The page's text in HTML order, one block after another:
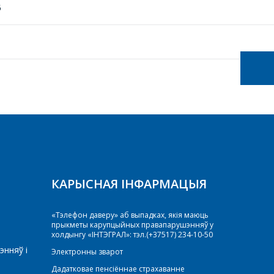
і
КАРЫСНАЯ ІНФАРМАЦЫЯ
«Тэлефон даверу» аб выпадках, якія маюць
прыкметы карупцыйных правапарушэнняў у
холдынгу «ІНТЭГРАЛ»: тэл.(+37517) 234-10-50
Электронны зварот
Дадатковае пенсіённае страхаванне